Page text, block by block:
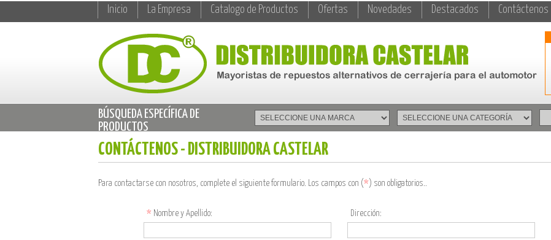
Inicio La Empresa Catalogo de Productos Ofertas Novedades Destacados Contáctenos
BÚSQUEDA ESPECÍFICA DE
PRODUCTOS
CONTÁCTENOS - DISTRIBUIDORA CASTELAR
Para contactarse con nosotros, complete el siguiente formulario. Los campos con (* ) son obligatorios..
* Nombre y Apellido: Dirección: